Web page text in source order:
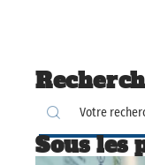
Sous les